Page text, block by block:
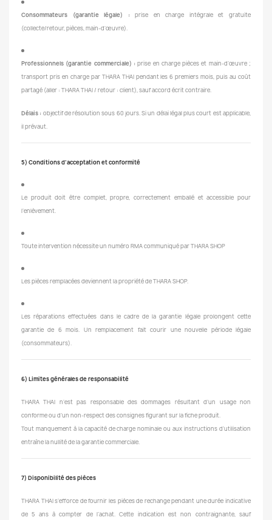
Consommateurs (garantie légale) :prise en charge intégrale et gratuite
(collecte/retour, pièces, main-d’œuvre).
Professionnels (garantie commerciale) :prise en charge pièces et main-d’œuvre ;
transport pris en charge par THARA THAI pendant les 6 premiers mois, puis au coût
partagé (aller : THARA THAI / retour : client), sauf accord écrit contraire.
Délais : objectif de résolution sous 60 jours. Si un délai légal plus court est applicable,
il prévaut.
5) Conditions d’acceptation et conformité
Le produit doit être complet, propre, correctement emballé et accessible pour
l’enlèvement.
Toute intervention nécessite un numéro RMA communiqué par THARA SHOP
Les pièces remplacées deviennent la propriété de THARA SHOP.
Les réparations effectuées dans le cadre de la garantie légale prolongent cette
garantie de 6 mois. Un remplacement fait courir une nouvelle période légale
(consommateurs).
6) Limites générales de responsabilité
THARA THAI n’est pas responsable des dommages résultant d’un usage non
conforme ou d’un non-respect des consignes figurant sur la fiche produit.
Tout manquement à la capacité de charge nominale ou aux instructions d’utilisation
entraîne la nullité de la garantie commerciale.
7) Disponibilité des pièces
THARA THAI s’efforce de fournir les pièces de rechange pendant une durée indicative
de 5 ans à compter de l’achat. Cette indication est non contraignante, sauf